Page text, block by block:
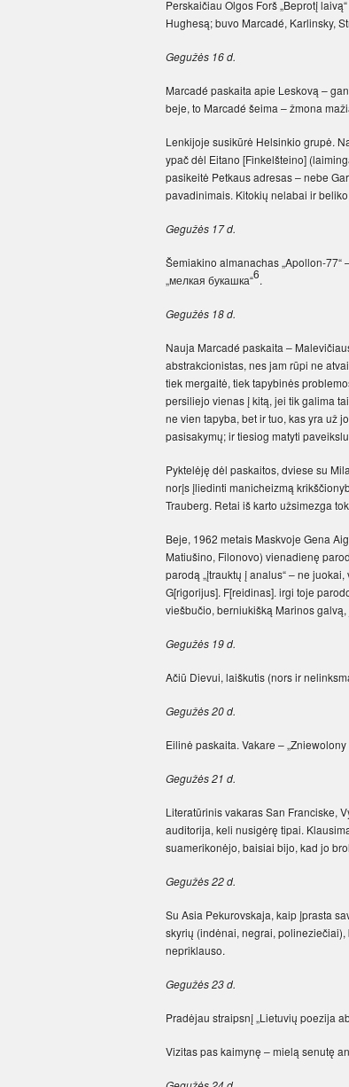
Perskaičiau Olgos Forš „Beprotį
Hughesą; buvo Marcadé, Karlinsky,
Gegužės 16 d.
Marcadé paskaita apie Leskovą –
beje, to Marcadé šeima – žmona
Lenkijoje susikūrė Helsinkio grupė.
ypač dėl Eitano [Finkelšteino]
pasikeitė Petkaus adresas – nebe
pavadinimais. Kitokių nelabai ir
Gegužės 17 d.
Šemiakino almanachas „Apollon-77“
„мелкая букашка“6.
Gegužės 18 d.
Nauja Marcadé paskaita –
abstrakcionistas, nes jam rūpi ne
tiek mergaitė, tiek tapybinės
persiliejo vienas į kitą, jei tik galima
ne vien tapyba, bet ir tuo, kas yra už
pasisakymų; ir tiesiog matyti
Pyktelėję dėl paskaitos, dviese su
norįs įliedinti manicheizmą
Trauberg. Retai iš karto užsimezga
Beje, 1962 metais Maskvoje Gena
Matiušino, Filonovo) vienadienę
parodą „įtrauktų į analus“ – ne
G[rigorijus]. F[reidinas]. irgi toje
viešbučio, berniukišką Marinos
Gegužės 19 d.
Ačiū Dievui, laiškutis (nors ir
Gegužės 20 d.
Eilinė paskaita. Vakare – „Zniewolony
Gegužės 21 d.
Literatūrinis vakaras San Franciske,
auditorija, keli nusigėrę tipai.
suamerikonėjo, baisiai bijo, kad jo
Gegužės 22 d.
Su Asia Pekurovskaja, kaip įprasta
skyrių (indėnai, negrai,
nepriklauso.
Gegužės 23 d.
Pradėjau straipsnį „Lietuvių poezija
Vizitas pas kaimynę – mielą senutę